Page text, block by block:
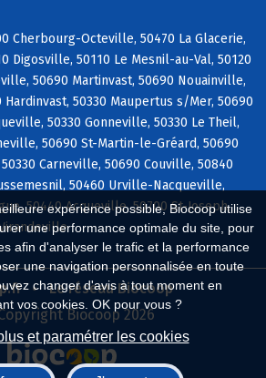
expérience possible, Biocoop utilise
une performance optimale du site, pour
afin d'analyser le trafic et la performance
une navigation personnalisée en toute
changer d'avis à tout moment en
vos cookies. OK pour vous ?
et paramétrer les cookies
Cherbourg-Octeville, 50470 La Glacerie,
Digosville, 50110 Le Mesnil-au-Val, 50120
50690 Martinvast, 50690 Nouainville,
Hardinvast, 50330 Maupertus s/Mer, 50690
50330 Gonneville, 50330 Le Theil,
50690 St-Martin-le-Gréard, 50690
Carneville, 50690 Couville, 50840
50460 Urville-Nacqueville,
50440 Acqueville, 50700 St-Joseph,
Le réseau Biocoop
Biocoop 2026